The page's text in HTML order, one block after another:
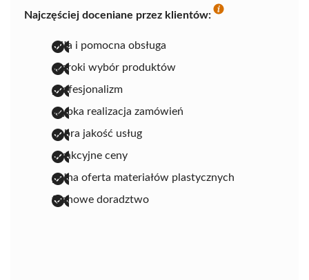
Najczęściej doceniane przez klientów:
miła i pomocna obsługa
szeroki wybór produktów
profesjonalizm
szybka realizacja zamówień
dobra jakość usług
atrakcyjne ceny
pełna oferta materiałów plastycznych
fachowe doradztwo